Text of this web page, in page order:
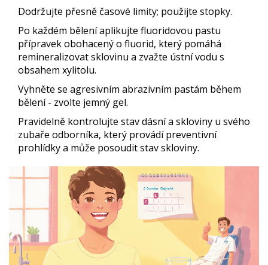
Dodržujte přesně časové limity; použijte stopky.
Po každém bělení aplikujte fluoridovou pastu
přípravek obohacený o fluorid, který pomáhá
remineralizovat sklovinu a zvažte ústní vodu s
obsahem xylitolu.
Vyhněte se agresivním abrazivním pastám během
bělení - zvolte jemný gel.
Pravidelně kontrolujte stav dásní a skloviny u svého
zubaře odborníka, který provádí preventivní
prohlídky a může posoudit stav skloviny.